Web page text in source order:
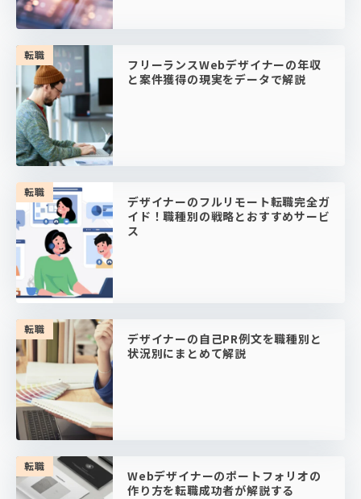
転職
フリーランスWebデザイナーの年収
と案件獲得の現実をデータで解説
転職
デザイナーのフルリモート転職完全ガ
イド！職種別の戦略とおすすめサービ
ス
転職
デザイナーの自己PR例文を職種別と
状況別にまとめて解説
転職
Webデザイナーのポートフォリオの
作り方を転職成功者が解説する